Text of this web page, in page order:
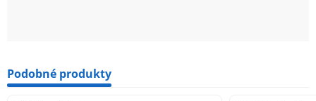
Podobné produkty